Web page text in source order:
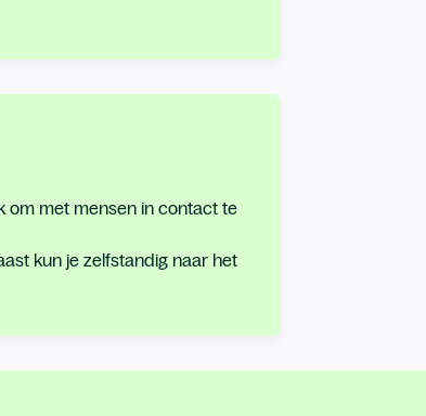
om met mensen in contact te
kun je zelfstandig naar het